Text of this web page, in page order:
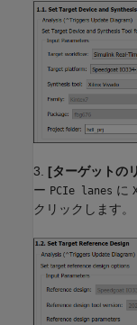
3. [ターゲットの
ー PCIe lanes に
クリックします。